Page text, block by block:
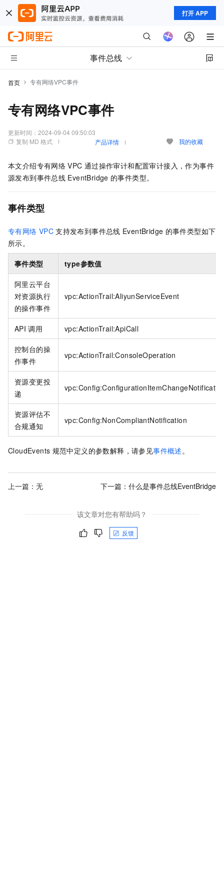
打开 APP
事件总线
首页 专有网络VPC事件
专有网络VPC事件
更新时间： 2024-09-04 09:50:03
复制 MD 格式
产品详情 我的收藏
本文介绍专有网络 VPC 通过操作审计和配置审计接入，作为事件
源发布到事件总线 EventBridge 的事件类型。
事件类型
专有网络 VPC 支持发布到事件总线 EventBridge 的事件类型如下
所示。
事件类型 type参数值
阿里云平台
对资源执行
的操作事件
vpc:ActionTrail:AliyunServiceEvent
API 调用 vpc:ActionTrail:ApiCall
控制台的操
作事件
vpc:ActionTrail:ConsoleOperation
资源变更投
递
资源评估不
合规通知
vpc:Config:NonCompliantNotification
CloudEvents 规范中定义的参数解释，请参见事件概述。
上一篇：无 下一篇： 什么是事件总线EventBridge
该文章对您有帮助吗？
反馈